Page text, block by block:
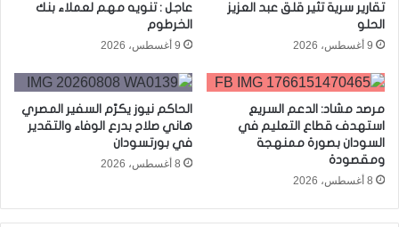
تقارير سرية تثير قلق عبد العزيز
الحلو
9 أغسطس، 2026
عاجل : تنويه مهم لعملاء بنك
الخرطوم
9 أغسطس، 2026
مرصد مشاد: الدعم السريع
استهدف قطاع التعليم في
السودان بصورة ممنهجة
ومقصودة
8 أغسطس، 2026
الحاكم نيوز يكرّم السفير المصري
هاني صلاح بدرع الوفاء والتقدير
في بورتسودان
8 أغسطس، 2026